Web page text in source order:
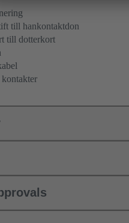
till hankontaktdon
till dotterkort
kontakter